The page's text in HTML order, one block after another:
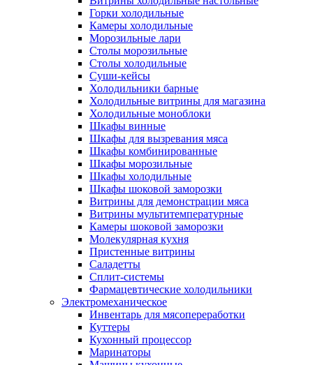
Горки холодильные
Камеры холодильные
Морозильные лари
Столы морозильные
Столы холодильные
Суши-кейсы
Холодильники барные
Холодильные витрины для магазина
Холодильные моноблоки
Шкафы винные
Шкафы для вызревания мяса
Шкафы комбинированные
Шкафы морозильные
Шкафы холодильные
Шкафы шоковой заморозки
Витрины для демонстрации мяса
Витрины мультитемпературные
Камеры шоковой заморозки
Молекулярная кухня
Пристенные витрины
Саладетты
Сплит-системы
Фармацевтические холодильники
Электромеханическое
Инвентарь для мясопереработки
Куттеры
Кухонный процессор
Маринаторы